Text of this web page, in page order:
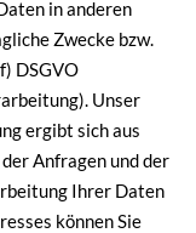
in anderen
Zwecke bzw.
DSGVO
Unser
ergibt sich aus
Anfragen und der
Ihrer Daten
können Sie